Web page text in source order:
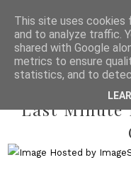
Last Minute
This site uses cookies
and to analyze traffic.
shared with Google
metrics to ensure
statistics, and to